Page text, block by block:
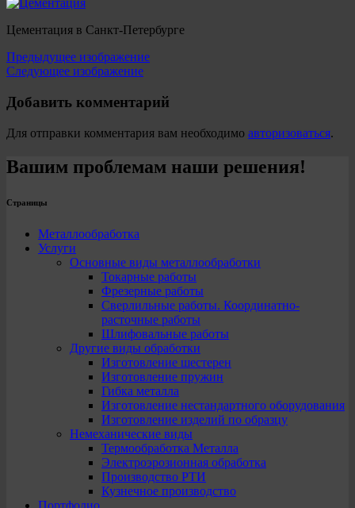
Цементация в Санкт-Петербурге
Предыдущее изображение
Следующее изображение
Добавить комментарий
Для отправки комментария вам необходимо авторизоваться.
Вашим проблемам наши решения!
Страницы
Металлообработка
Услуги
Основные виды металлообработки
Токарные работы
Фрезерные работы
Сверлильные работы. Координатно-
расточные работы
Шлифовальные работы
Другие виды обработки
Изготовление шестерен
Изготовление пружин
Гибка металла
Изготовление нестандартного оборудования
Изготовление изделий по образцу
Немеханические виды
Термообработка Металла
Электроэрозионная обработка
Производство РТИ
Кузнечное производство
Портфолио